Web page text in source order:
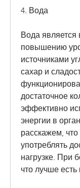
4. Вода
Вода является
повышению
источниками
сахар и
достаточное
эффективно
энергии в
расскажем,
употреблять
нагрузке. При
что лучше